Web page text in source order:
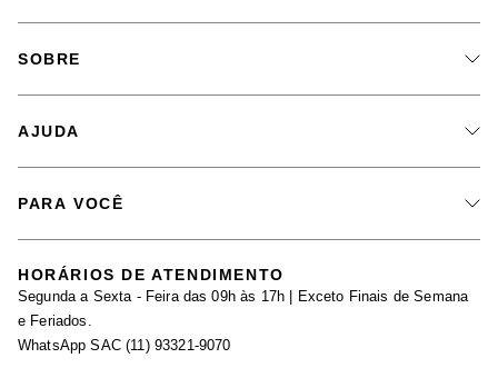
SOBRE
Seja um Revendedor
Igualdade Salarial
Requisição de Dados
AJUDA
Minha Conta
Trocas
PARA VOCÊ
Maternidade
Seja um Afiliado
HORÁRIOS DE ATENDIMENTO
Segunda a Sexta - Feira das 09h às 17h | Exceto Finais de Semana
e Feriados.
WhatsApp SAC (11) 93321-9070